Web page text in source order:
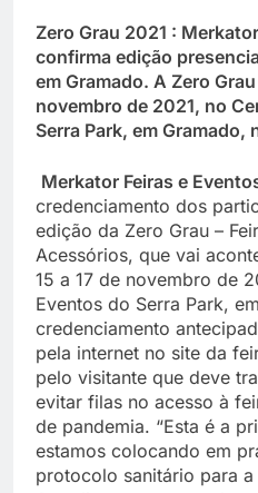
Zero Grau 2021 :
confirma edição
em Gramado. A Zero Grau
novembro de 2021, no
Serra Park, em Gramado,
Merkator Feiras e
credenciamento dos
edição da Zero Grau –
Acessórios, que vai
15 a 17 de novembro de
Eventos do Serra Park,
credenciamento
pela internet no site da
pelo visitante que deve
evitar filas no acesso à
de pandemia. “Esta é a
estamos colocando em
protocolo sanitário para